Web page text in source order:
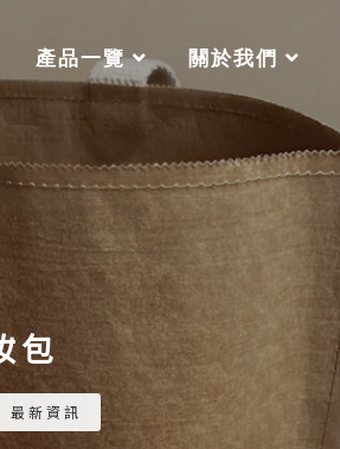
產品一覽 關於我們
包
最新資訊